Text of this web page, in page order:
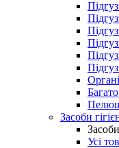
Засоби
Усі